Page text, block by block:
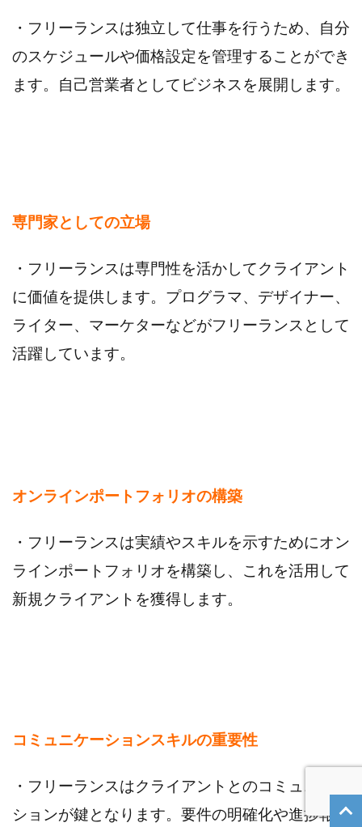
・フリーランスは独立して仕事を行うため、自分
のスケジュールや価格設定を管理することができ
ます。自己営業者としてビジネスを展開します。
専門家としての立場
・フリーランスは専門性を活かしてクライアント
に価値を提供します。プログラマ、デザイナー、
ライター、マーケターなどがフリーランスとして
活躍しています。
オンラインポートフォリオの構築
・フリーランスは実績やスキルを示すためにオン
ラインポートフォリオを構築し、これを活用して
新規クライアントを獲得します。
コミュニケーションスキルの重要性
・フリーランスはクライアントとのコミュニケー
ションが鍵となります。要件の明確化や進捗報告